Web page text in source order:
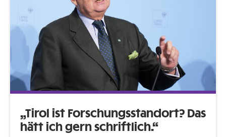
„Tirol ist Forschungsstandort? Das
hätt ich gern schriftlich.“